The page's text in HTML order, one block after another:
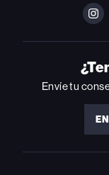
ON
Envíe tu